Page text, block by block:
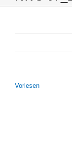
Vor­le­sen